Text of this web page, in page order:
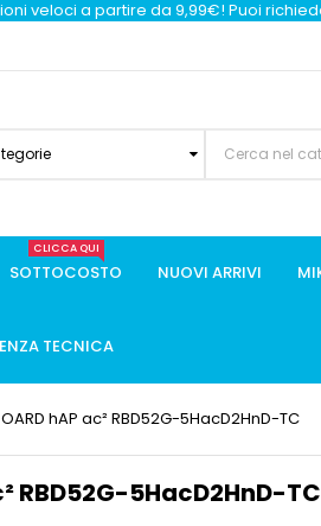
veloci a partire da 9,99€! Puoi
SOTTOCOSTO
CLICCA QUI
NUOVI ARRIVI
TECNICA
hAP ac² RBD52G-5HacD2HnD-TC
RBD52G-5HacD2HnD-TC